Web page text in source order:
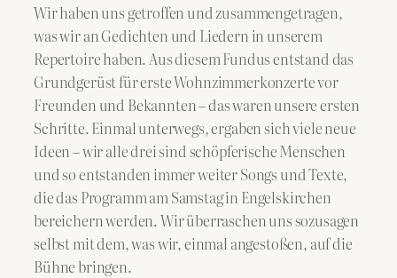
Wir haben uns getroffen und zusammengetragen,
was wir an Gedichten und Liedern in unserem
Repertoire haben. Aus diesem Fundus entstand das
Grundgerüst für erste Wohnzimmerkonzerte vor
Freunden und Bekannten – das waren unsere ersten
Schritte. Einmal unterwegs, ergaben sich viele neue
Ideen – wir alle drei sind schöpferische Menschen
und so entstanden immer weiter Songs und Texte,
die das Programm am Samstag in Engelskirchen
bereichern werden. Wir überraschen uns sozusagen
selbst mit dem, was wir, einmal angestoßen, auf die
Bühne bringen.